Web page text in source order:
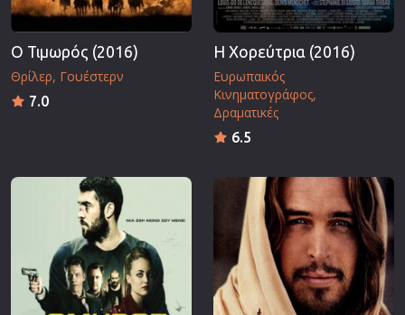
Ο Τιμωρός (2016)
Θρίλερ Γουέστερν
7.0
Η Χορεύτρια (2016)
Ευρωπαικός
Κινηματογράφος
Δραματικές
6.5